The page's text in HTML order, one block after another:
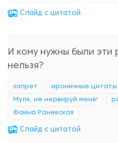
Cлайд с цитатой
И кому нужны были эти
нельзя?
запрет ироничные цитаты
Муля, не нервируй меня!
Фаина Раневская
Cлайд с цитатой